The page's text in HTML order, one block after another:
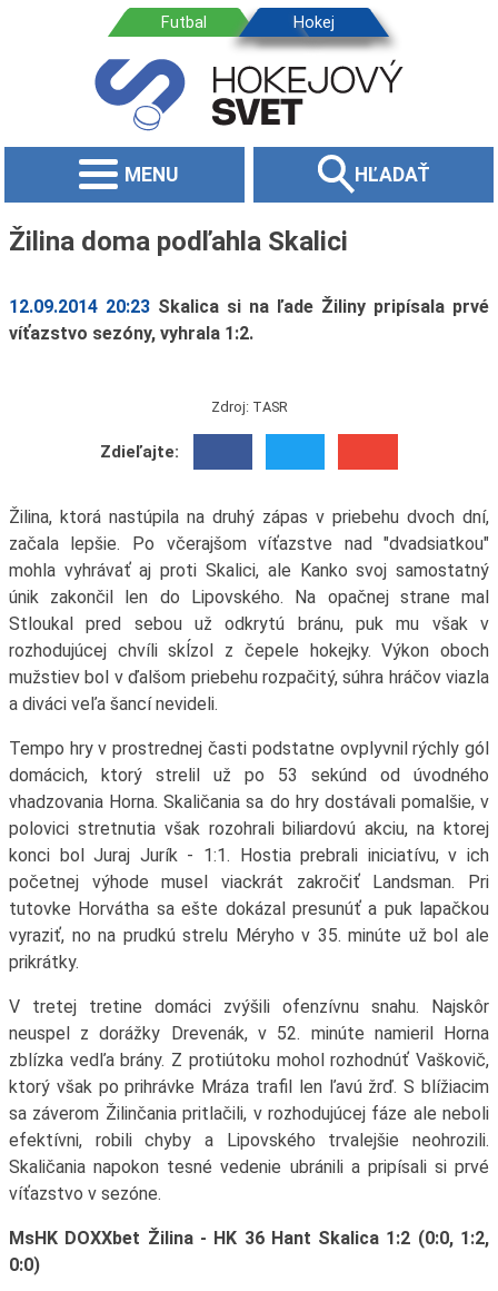
MENU HĽADAŤ
Žilina doma podľahla Skalici
12.09.2014 20:23 Skalica si na ľade Žiliny pripísala prvé
víťazstvo sezóny, vyhrala 1:2.
Zdroj: TASR
Zdieľajte:
Žilina, ktorá nastúpila na druhý zápas v priebehu dvoch dní,
začala lepšie. Po včerajšom víťazstve nad "dvadsiatkou"
mohla vyhrávať aj proti Skalici, ale Kanko svoj samostatný
únik zakončil len do Lipovského. Na opačnej strane mal
Stloukal pred sebou už odkrytú bránu, puk mu však v
rozhodujúcej chvíli skĺzol z čepele hokejky. Výkon oboch
mužstiev bol v ďalšom priebehu rozpačitý, súhra hráčov viazla
a diváci veľa šancí nevideli.
Tempo hry v prostrednej časti podstatne ovplyvnil rýchly gól
domácich, ktorý strelil už po 53 sekúnd od úvodného
vhadzovania Horna. Skaličania sa do hry dostávali pomalšie, v
polovici stretnutia však rozohrali biliardovú akciu, na ktorej
konci bol Juraj Jurík - 1:1. Hostia prebrali iniciatívu, v ich
početnej výhode musel viackrát zakročiť Landsman. Pri
tutovke Horvátha sa ešte dokázal presunúť a puk lapačkou
vyraziť, no na prudkú strelu Méryho v 35. minúte už bol ale
prikrátky.
V tretej tretine domáci zvýšili ofenzívnu snahu. Najskôr
neuspel z dorážky Drevenák, v 52. minúte namieril Horna
zblízka vedľa brány. Z protiútoku mohol rozhodnúť Vaškovič,
ktorý však po prihrávke Mráza trafil len ľavú žrď. S blížiacim
sa záverom Žilinčania pritlačili, v rozhodujúcej fáze ale neboli
efektívni, robili chyby a Lipovského trvalejšie neohrozili.
Skaličania napokon tesné vedenie ubránili a pripísali si prvé
víťazstvo v sezóne.
MsHK DOXXbet Žilina - HK 36 Hant Skalica 1:2 (0:0, 1:2,
0:0)